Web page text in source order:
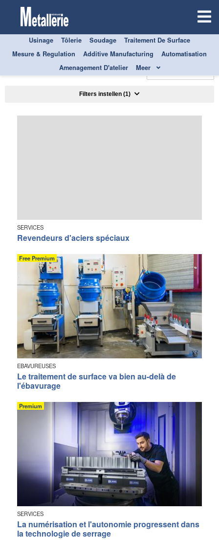
Usinage Tôlerie Soudage
Traitement De Surface
Mesure & Regulation
Additive Manufacturing
Automatisation
Amenagement D'atelier
Meer
TOUS AUTOMATISATION TECHNIQUE DU VIDE
Trier par
Filters instellen (1)
SERVICES
Revendeurs d'aciers spéciaux
Free Premium
EBAVUREUSES
Le traitement de surface va bien au-delà de
l'ébavurage
Premium
SERVICES
La numérisation et l'autonomie progressent dans
la technologie de serrage